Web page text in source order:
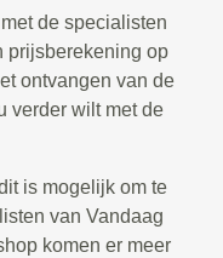
de specialisten
prijsberekening op
ontvangen van de
verder wilt met de
is mogelijk om te
van Vandaag
komen er meer